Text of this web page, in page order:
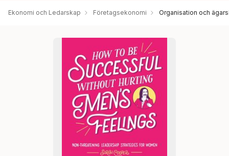
Ekonomi och Ledarskap Företagsekonomi Organisation och